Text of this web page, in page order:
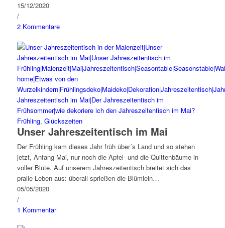
15/12/2020
/
2 Kommentare
Frühling, Glückszeiten
Unser Jahreszeitentisch im Mai
Der Frühling kam dieses Jahr früh über´s Land und so stehen
jetzt, Anfang Mai, nur noch die Apfel- und die Quittenbäume in
voller Blüte. Auf unserem Jahreszeitentisch breitet sich das
pralle Leben aus: überall sprießen die Blümlein…
05/05/2020
/
1 Kommentar